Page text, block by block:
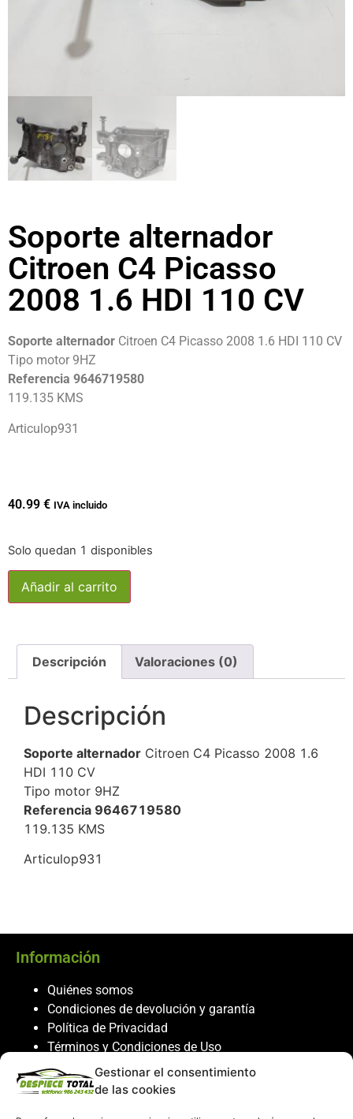
Gestionar el consentimiento
de las cookies
Soporte alternador
Citroen C4 Picasso
2008 1.6 HDI 110 CV
Soporte alternador Citroen C4 Picasso 2008 1.6 HDI 110 CV
Tipo motor 9HZ
Referencia 9646719580
119.135 KMS
Articulop931
40.99 € IVA incluido
Solo quedan 1 disponibles
Añadir al carrito
Descripción Valoraciones (0)
Descripción
Soporte alternador Citroen C4 Picasso 2008 1.6
HDI 110 CV
Tipo motor 9HZ
Referencia 9646719580
119.135 KMS
Articulop931
Información
Quiénes somos
Condiciones de devolución y garantía
Política de Privacidad
Términos y Condiciones de Uso
Política de Cookies
Servicio al cliente